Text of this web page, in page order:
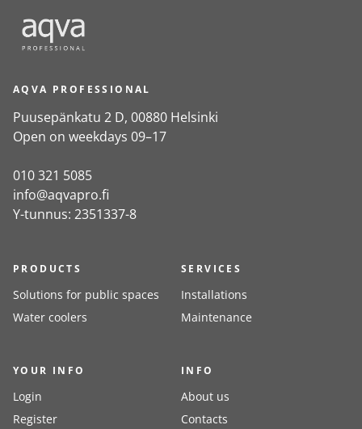
AQVA PROFESSIONAL
Puusepänkatu 2 D, 00880 Helsinki
Open on weekdays 09–17
010 321 5085
info@aqvapro.fi
Y-tunnus: 2351337-8
PRODUCTS
Solutions for public spaces
Water coolers
SERVICES
Installations
Maintenance
YOUR INFO
Login
Register
INFO
About us
Contacts